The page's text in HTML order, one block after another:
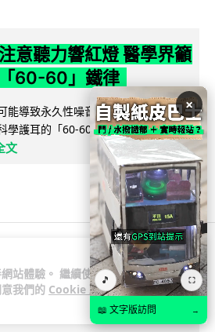
站體驗。 繼續使用
我們的 Cookie 政
意聽力響紅燈 醫學界籲
60-60」鐵律
能導致永久性噪音性聽損。本文盤點 4
學護耳的「60-60 原則」及 Apple 內
文
×
🎵 ⛶
📖 文字版訪問 →